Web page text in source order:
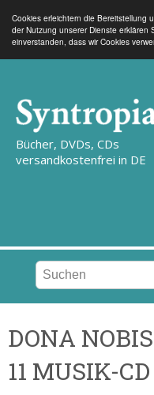
Cookies erleichtern die Bereitstellung
der Nutzung unserer Dienste erklären
einverstanden, dass wir Cookies
Bücher, DVDs, CDs
versandkostenfrei in DE
DONA
11 MUSIK-CD